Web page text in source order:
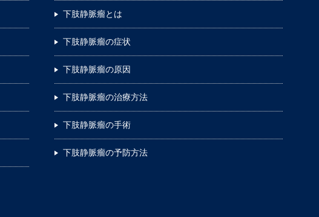
下肢静脈瘤とは
下肢静脈瘤の症状
下肢静脈瘤の原因
下肢静脈瘤の治療方法
下肢静脈瘤の手術
下肢静脈瘤の予防方法